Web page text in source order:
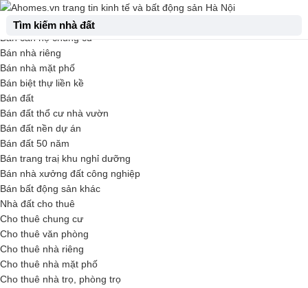
Tìm kiếm nhà đất
Nhà đất bán
Bán căn hộ chung cư
Bán nhà riêng
Bán nhà mặt phố
Bán biệt thự liền kề
Bán đất
Bán đất thổ cư nhà vườn
Bán đất nền dự án
Bán đất 50 năm
Bán trang traị khu nghỉ dưỡng
Bán nhà xưởng đất công nghiệp
Bán bất động sản khác
Nhà đất cho thuê
Cho thuê chung cư
Cho thuê văn phòng
Cho thuê nhà riêng
Cho thuê nhà mặt phố
Cho thuê nhà trọ, phòng trọ